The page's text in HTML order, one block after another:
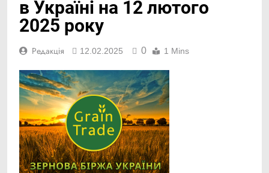
в Україні на 12 лютого
2025 року
Редакція 12.02.2025 0 1 Mins